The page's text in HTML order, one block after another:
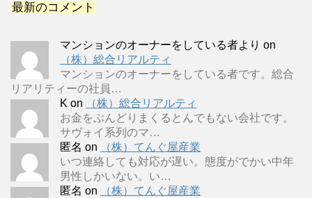
最新のコメント
マンションのオーナーをしている者より on
（株）総合リアルティ
マンションのオーナーをしている者です。総合
リアリティーの社員…
K on
（株）総合リアルティ
お金をぶんどりまくるとんでもない会社です。
サヴォイ系列のマ…
匿名 on
（株）てんぐ屋産業
いつ連絡しても対応が遅い。態度がでかい中年
男性しかいない。い…
匿名 on
（株）てんぐ屋産業